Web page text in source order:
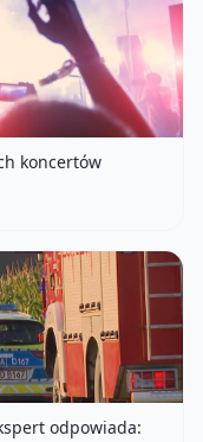
koncertów
odpowiada: